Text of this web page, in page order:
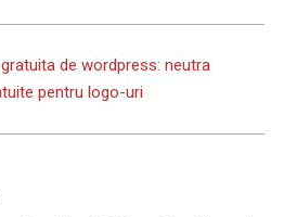
de wordpress: neutra
pentru logo-uri